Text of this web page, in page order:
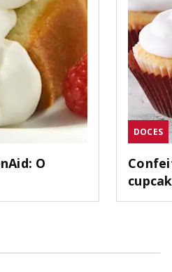
O
DOCES